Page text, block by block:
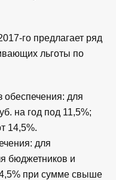
го предлагает ряд
льготы по
обеспечения: для
на год под 11,5%;
14,5%.
для
бюджетников и
при сумме свыше